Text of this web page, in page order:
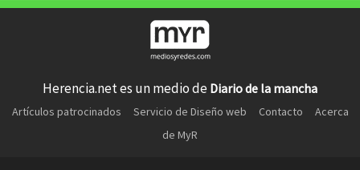
Herencia.net es un medio de Diario de la mancha
Artículos patrocinados Servicio de Diseño web Contacto
Acerca
de MyR